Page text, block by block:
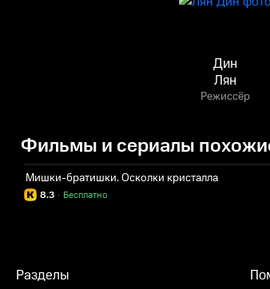
Дин
Лян
Режиссёр
Фильмы и сериалы
Мишки-братишки. Осколки кристалла
8.3 Бесплатно
·
Разделы